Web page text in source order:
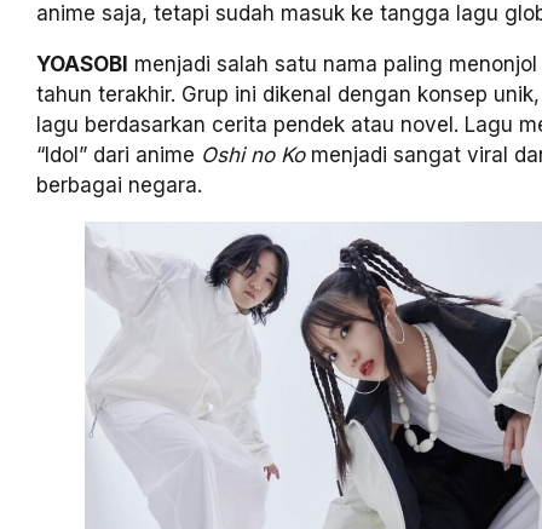
anime saja, tetapi sudah masuk ke tangga lagu
YOASOBI menjadi salah satu nama paling
tahun terakhir. Grup ini dikenal dengan konsep
lagu berdasarkan cerita pendek atau novel. Lagu
“Idol” dari anime Oshi no Komenjadi sangat viral
berbagai negara.